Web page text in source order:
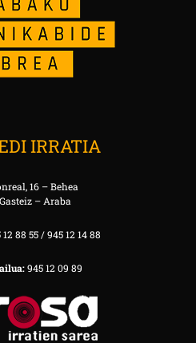
IRRATIA
16 – Behea
– Araba
88 55 / 945 12 14 88
945 12 09 89